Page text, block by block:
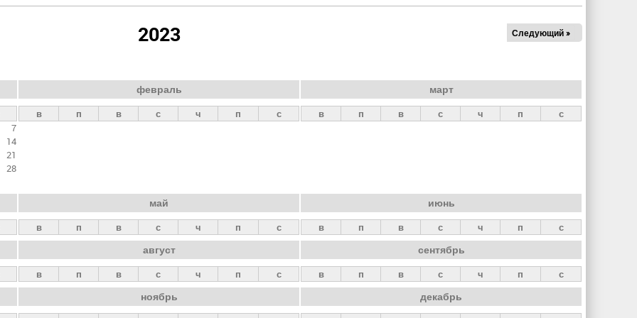
2023 Следующий »
7
14
21
28
февраль
в п в с ч п с
март
в п в с ч п с
май
в п в с ч п с
июнь
в п в с ч п с
август
в п в с ч п с
сентябрь
в п в с ч п с
ноябрь декабрь